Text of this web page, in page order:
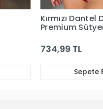
Kırmızı Dantel
Premium
734,99 TL
Sepete